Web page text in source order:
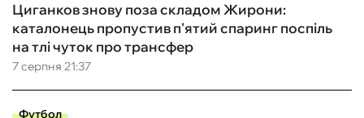
7 серпня 21:37
Циганков знову поза складом Жирони:
каталонець пропустив п'ятий спаринг поспіль
на тлі чуток про трансфер
Футбол